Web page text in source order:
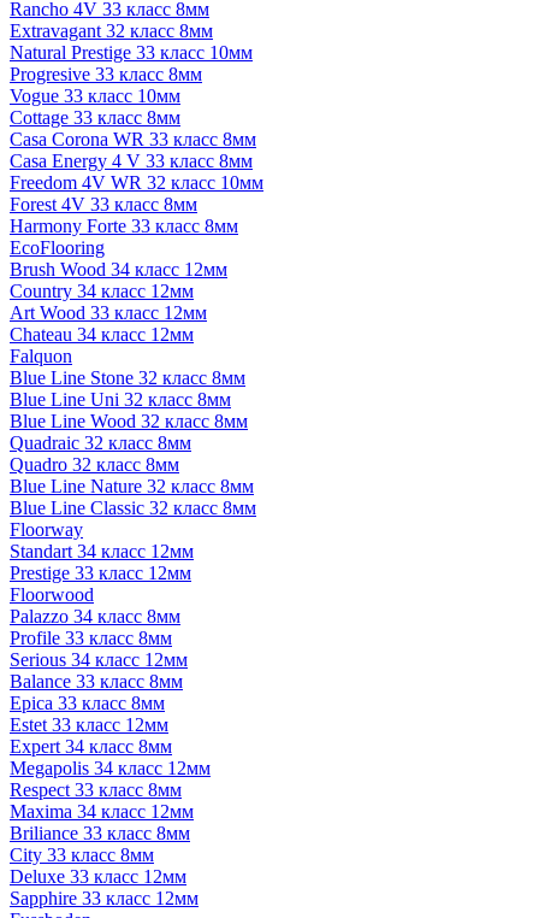
Rancho 4V 33 класс 8мм
Extravagant 32 класс 8мм
Natural Prestige 33 класс 10мм
Progresive 33 класс 8мм
Vogue 33 класс 10мм
Cottage 33 класс 8мм
Casa Corona WR 33 класс 8мм
Casa Energy 4 V 33 класс 8мм
Freedom 4V WR 32 класс 10мм
Forest 4V 33 класс 8мм
Harmony Forte 33 класс 8мм
EcoFlooring
Brush Wood 34 класс 12мм
Country 34 класс 12мм
Art Wood 33 класс 12мм
Chateau 34 класс 12мм
Falquon
Blue Line Stone 32 класс 8мм
Blue Line Uni 32 класс 8мм
Blue Line Wood 32 класс 8мм
Quadraic 32 класс 8мм
Quadro 32 класс 8мм
Blue Line Nature 32 класс 8мм
Blue Line Classic 32 класс 8мм
Floorway
Standart 34 класс 12мм
Prestige 33 класс 12мм
Floorwood
Palazzo 34 класс 8мм
Profile 33 класс 8мм
Serious 34 класс 12мм
Balance 33 класс 8мм
Epica 33 класс 8мм
Estet 33 класс 12мм
Expert 34 класс 8мм
Megapolis 34 класс 12мм
Respect 33 класс 8мм
Maxima 34 класс 12мм
Briliance 33 класс 8мм
City 33 класс 8мм
Deluxe 33 класс 12мм
Sapphire 33 класс 12мм